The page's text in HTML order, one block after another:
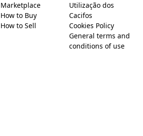
Marketplace
How to Buy
How to Sell
Utilização dos
Cacifos
Cookies Policy
General terms and
conditions of use